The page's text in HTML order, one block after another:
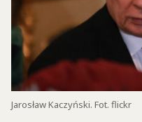
Jarosław Kaczyński. Fot. flickr